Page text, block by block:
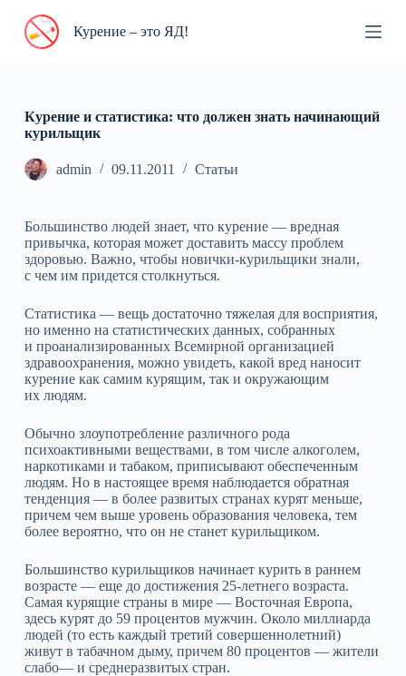
П
и
к
у
Курение – это ЯД!
Курение и статистика: что должен знать начинающий
курильщик
admin 09.11.2011 Статьи
Большинство людей знает, что курение — вредная
привычка, которая может доставить массу проблем
здоровью. Важно, чтобы новички-курильщики знали,
с чем им придется столкнуться.
Статистика — вещь достаточно тяжелая для восприятия,
но именно на статистических данных, собранных
и проанализированных Всемирной организацией
здравоохранения, можно увидеть, какой вред наносит
курение как самим курящим, так и окружающим
их людям.
Обычно злоупотребление различного рода
психоактивными веществами, в том числе алкоголем,
наркотиками и табаком, приписывают обеспеченным
людям. Но в настоящее время наблюдается обратная
тенденция — в более развитых странах курят меньше,
причем чем выше уровень образования человека, тем
более вероятно, что он не станет курильщиком.
Большинство курильщиков начинает курить в раннем
возрасте — еще до достижения 25-летнего возраста.
Самая курящие страны в мире — Восточная Европа,
здесь курят до 59 процентов мужчин. Около миллиарда
людей (то есть каждый третий совершеннолетний)
живут в табачном дыму, причем 80 процентов — жители
слабо— и среднеразвитых стран.